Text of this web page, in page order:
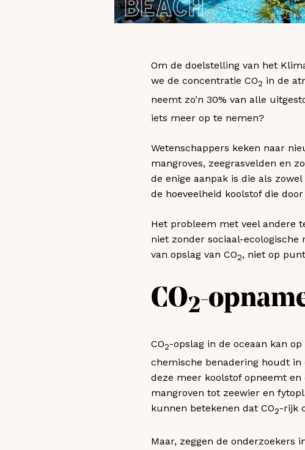
Om de doelstelling van het
we de concentratie CO2 in de
neemt zo’n 30% van alle
iets meer op te nemen?
Wetenschappers keken naar
mangroves, zeegrasvelden en
de enige aanpak is die als
de hoeveelheid koolstof die
Het probleem met veel andere
niet zonder sociaal-ecologische
van opslag van CO2, niet op
CO2-
CO2-opslag in de oceaan kan
chemische benadering houdt
deze meer koolstof opneemt
mangroven tot zeewier en
kunnen betekenen dat CO2-rijk
Maar, zeggen de onderzoekers